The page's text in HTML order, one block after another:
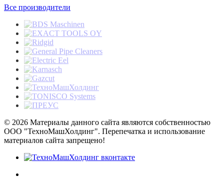
Все производители
© 2026 Материалы данного сайта являются собственностью
ООО "ТехноМашХолдинг". Перепечатка и использование
материалов сайта запрещено!